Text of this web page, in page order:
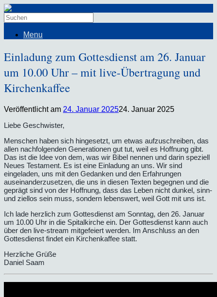
Menu
Einladung zum Gottesdienst am 26. Januar
um 10.00 Uhr – mit live-Übertragung und
Kirchenkaffee
Veröffentlicht am 24. Januar 202524. Januar 2025
Liebe Geschwister,
Menschen haben sich hingesetzt, um etwas aufzuschreiben, das
allen nachfolgenden Generationen gut tut, weil es Hoffnung gibt.
Das ist die Idee von dem, was wir Bibel nennen und darin speziell
Neues Testament. Es ist eine Einladung an uns. Wir sind
eingeladen, uns mit den Gedanken und den Erfahrungen
auseinanderzusetzen, die uns in diesen Texten begegnen und die
geprägt sind von der Hoffnung, dass das Leben nicht dunkel, sinn-
und ziellos sein muss, sondern lebenswert, weil Gott mit uns ist.
Ich lade herzlich zum Gottesdienst am Sonntag, den 26. Januar
um 10.00 Uhr in die Spitalkirche ein. Der Gottesdienst kann auch
über den live-stream mitgefeiert werden. Im Anschluss an den
Gottesdienst findet ein Kirchenkaffee statt.
Herzliche Grüße
Daniel Saam